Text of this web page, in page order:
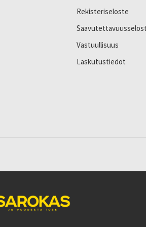
Rekisteriseloste
Vastuullisuus
Laskutustiedot